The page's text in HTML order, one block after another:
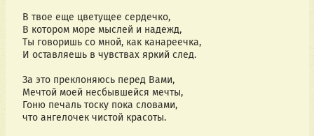
В твое еще цветущее сердечко,
В котором море мыслей и надежд,
Ты говоришь со мной, как канареечка,
И оставляешь в чувствах яркий след.
За это преклоняюсь перед Вами,
Мечтой моей несбывшейся мечты,
Гоню печаль тоску пока словами,
что ангелочек чистой красоты.